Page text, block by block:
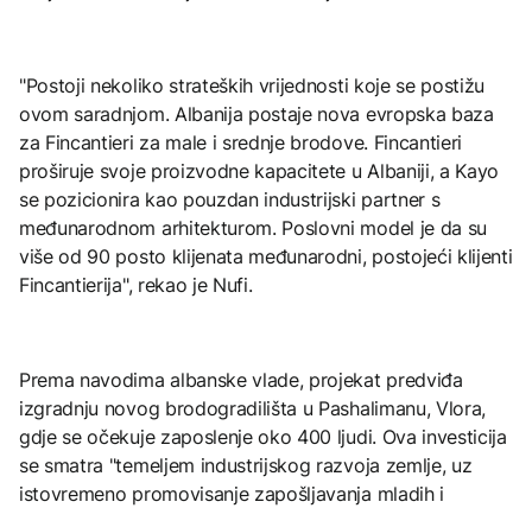
"Postoji nekoliko strateških vrijednosti koje se postižu
ovom saradnjom. Albanija postaje nova evropska baza
za Fincantieri za male i srednje brodove. Fincantieri
proširuje svoje proizvodne kapacitete u Albaniji, a Kayo
se pozicionira kao pouzdan industrijski partner s
međunarodnom arhitekturom. Poslovni model je da su
više od 90 posto klijenata međunarodni, postojeći klijenti
Fincantierija", rekao je Nufi.
Prema navodima albanske vlade, projekat predviđa
izgradnju novog brodogradilišta u Pashalimanu, Vlora,
gdje se očekuje zaposlenje oko 400 ljudi. Ova investicija
se smatra "temeljem industrijskog razvoja zemlje, uz
istovremeno promovisanje zapošljavanja mladih i